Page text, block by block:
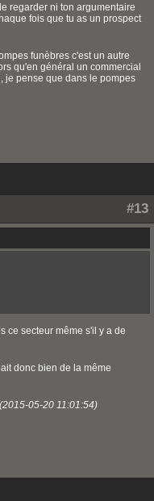
regarder ni ton argumentaire
fois que tu as un prospect
funèbres c'est un autre
qu'en général un commercial
je pense que dans le pompes
#13
ce secteur même s'il y a de
donc bien de la même
05-20 11:01:54)